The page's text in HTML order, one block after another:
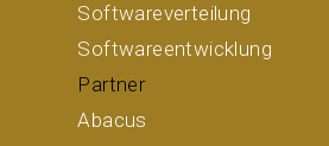
Softwareverteilung
Softwareentwicklung
Partner
Abacus